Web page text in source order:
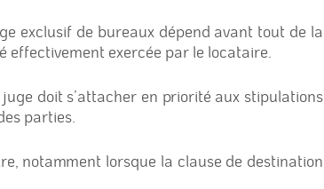
exclusif de bureaux dépend avant tout de la
effectivement exercée par le locataire.
doit s’attacher en priorité aux stipulations
parties.
notamment lorsque la clause de destination